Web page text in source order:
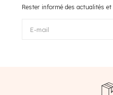
Rester informé des actualités
E-mail